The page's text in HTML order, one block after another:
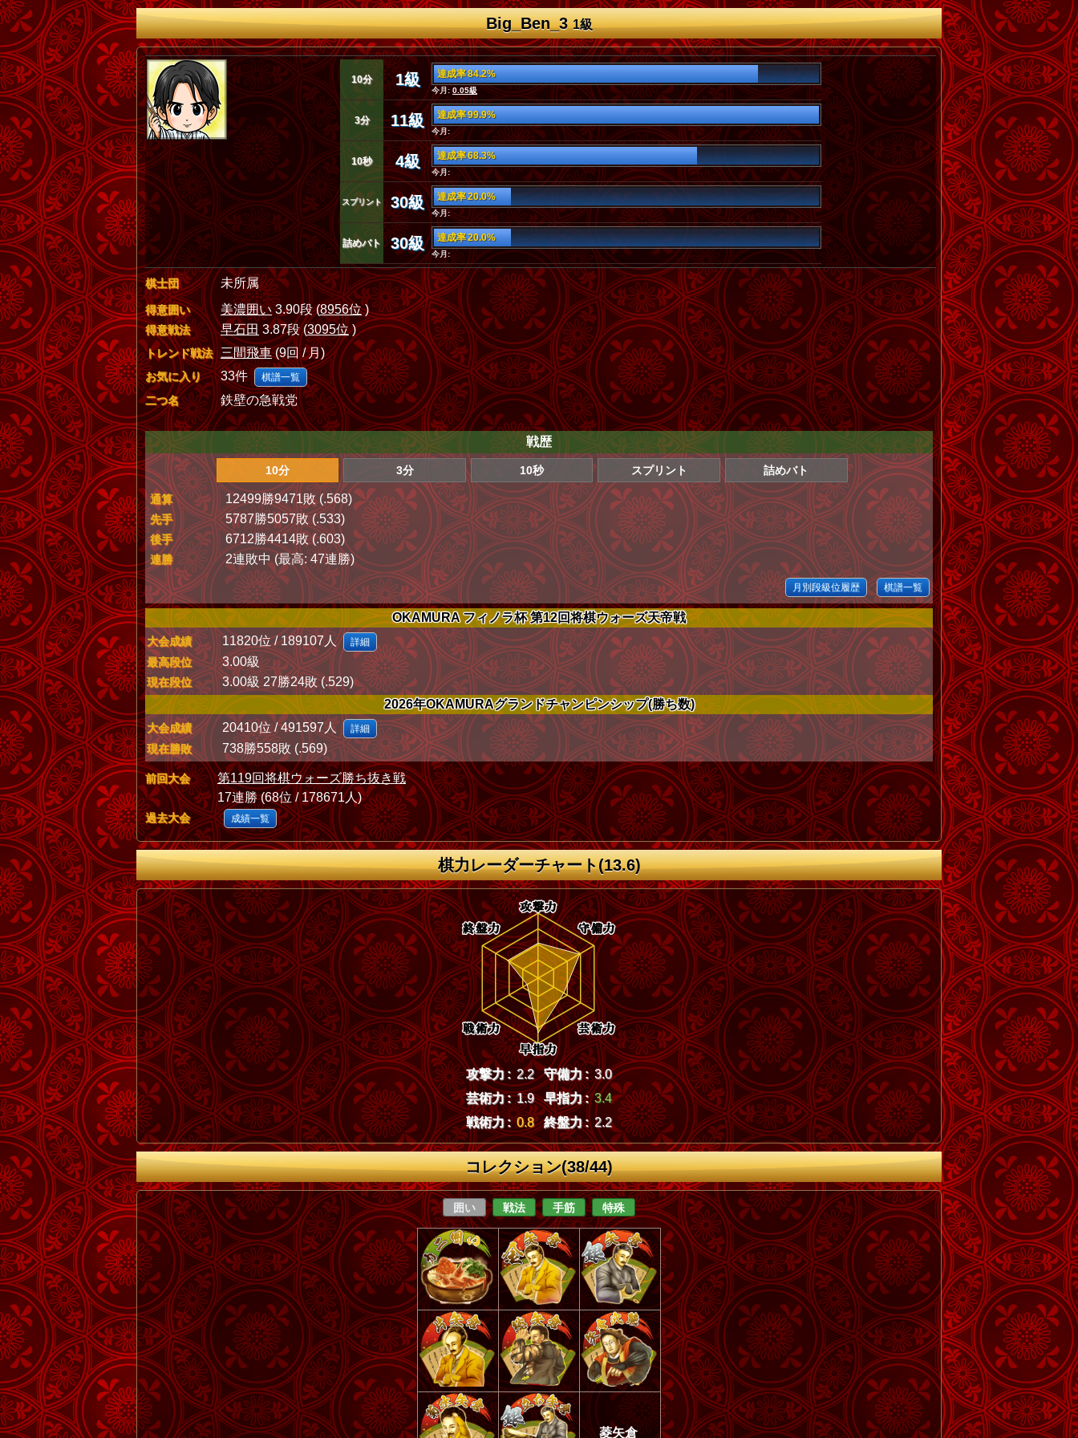
Big_Ben_31級
10分 1級 達成率 84.2%
今月:0.05級
3分 11級 達成率 99.9%
今月:
10秒 4級 達成率 68.3%
今月:
スプリント 30級 達成率 20.0%
今月:
詰めバト 30級 達成率 20.0%
今月:
棋士団 未所属
得意囲い 美濃囲い3.90段 (8956位)
得意戦法 早石田 3.87段 (3095位)
トレンド戦法 三間飛車(9回 / 月)
お気に入り 33件 棋譜一覧
二つ名 鉄壁の急戦党
戦歴
10分 3分 10秒 スプリント 詰めバト
通算 12499勝9471敗 (.568)
先手 5787勝5057敗 (.533)
後手 6712勝4414敗 (.603)
連勝 2連敗中 (最高: 47連勝)
月別段級位履歴 棋譜一覧
OKAMURA フィノラ杯 第12回将棋ウォーズ天帝戦
大会成績 11820位 / 189107人 詳細
最高段位 3.00級
現在段位
3.00級 27勝24敗 (.529)
2026年OKAMURAグランドチャンピンシップ(勝ち数)
大会成績 20410位 / 491597人 詳細
現在勝敗 738勝558敗 (.569)
前回大会
第119回将棋ウォーズ勝ち抜き戦
17連勝 (68位 / 178671人)
過去大会 成績一覧
棋力レーダーチャート(13.6)
攻撃力 : 2.2 守備力 : 3.0
芸術力 : 1.9 早指力 : 3.4
戦術力 : 0.8 終盤力 : 2.2
コレクション(38/44)
囲い 戦法 手筋 特殊
菱矢倉